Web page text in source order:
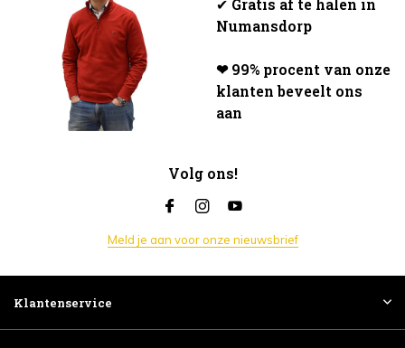
✔ Gratis af te halen in
Numansdorp
❤ 99% procent van onze
klanten beveelt ons
aan
Volg ons!
Meld je aan voor onze nieuwsbrief
Klantenservice